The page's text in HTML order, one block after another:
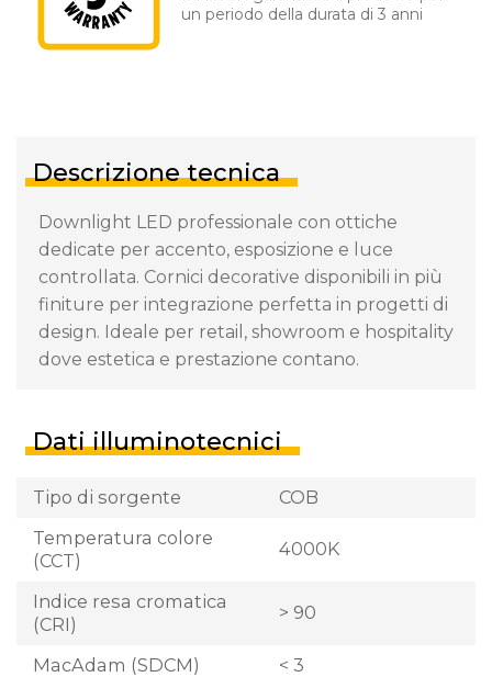
un periodo della durata di 3 anni
Descrizione tecnica
Downlight LED professionale con ottiche
dedicate per accento, esposizione e luce
controllata. Cornici decorative disponibili in più
finiture per integrazione perfetta in progetti di
design. Ideale per retail, showroom e hospitality
dove estetica e prestazione contano.
Dati illuminotecnici
Tipo di sorgente
COB
Temperatura colore
(CCT)
4000K
Indice resa cromatica
(CRI)
> 90
MacAdam (SDCM)
< 3